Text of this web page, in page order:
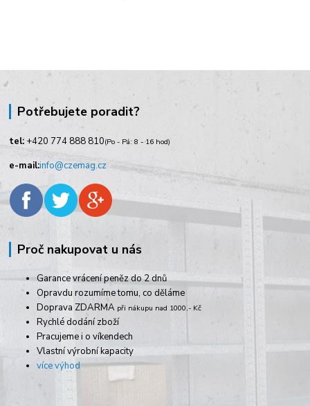
Potřebujete poradit?
tel: +420 774 888 810(Po - Pá: 8 - 16 hod)
e-mail:info@czemag.cz
Proč nakupovat u nás
Garance vrácení peněz do 2 dnů
Opravdu rozumíme tomu, co děláme
Doprava ZDARMA při nákupu nad 1000,- Kč
Rychlé dodání zboží
Pracujeme i o víkendech
Vlastní výrobní kapacity
více výhod